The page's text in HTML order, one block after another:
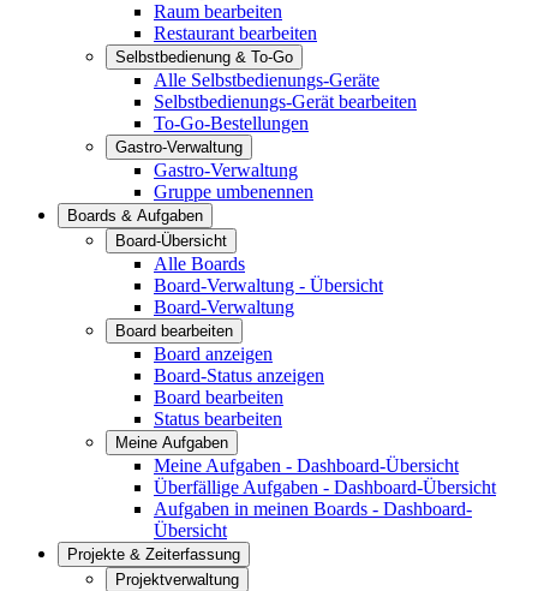
Raum bearbeiten
Restaurant bearbeiten
Selbstbedienung & To-Go
Alle Selbstbedienungs-Geräte
Selbstbedienungs-Gerät bearbeiten
To-Go-Bestellungen
Gastro-Verwaltung
Gastro-Verwaltung
Gruppe umbenennen
Boards & Aufgaben
Board-Übersicht
Alle Boards
Board-Verwaltung - Übersicht
Board-Verwaltung
Board bearbeiten
Board anzeigen
Board-Status anzeigen
Board bearbeiten
Status bearbeiten
Meine Aufgaben
Meine Aufgaben - Dashboard-Übersicht
Überfällige Aufgaben - Dashboard-Übersicht
Aufgaben in meinen Boards - Dashboard-
Übersicht
Projekte & Zeiterfassung
Projektverwaltung